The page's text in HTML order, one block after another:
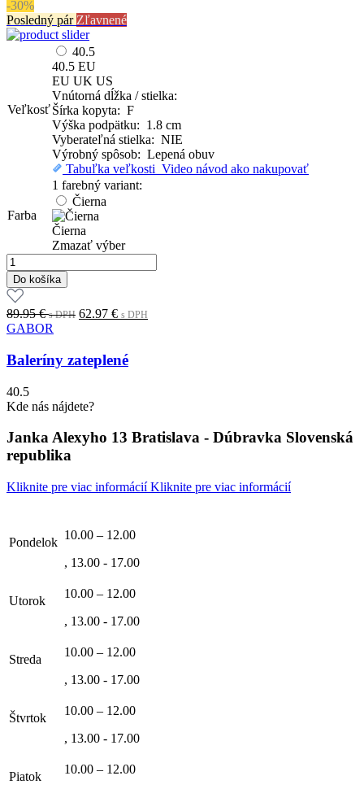
-30%
Posledný pár Zľavnené
Veľkosť
40.5
40.5 EU
EU UK US
Vnútorná dĺžka / stielka:
Šírka kopyta: F
Výška podpätku: 1.8 cm
Vyberateľná stielka: NIE
Výrobný spôsob: Lepená obuv
Tabuľka veľkosti Video návod ako nakupovať
Farba
1 farebný variant:
Čierna
Čierna
Zmazať výber
množstvo
Baleríny
zateplené
Do košíka
89.95€s DPH Original
89.95 €.s
62.97 € s DPH
GABOR
Baleríny zateplené
40.5
Kde nás nájdete?
Janka Alexyho 13 Bratislava - Dúbravka Slovenská
republika
Kliknite pre viac informáciíKliknite pre viac informácií
Pondelok
10.00 – 12.00
, 13.00 - 17.00
Utorok
10.00 – 12.00
, 13.00 - 17.00
Streda
10.00 – 12.00
, 13.00 - 17.00
Štvrtok
10.00 – 12.00
, 13.00 - 17.00
Piatok
10.00 – 12.00